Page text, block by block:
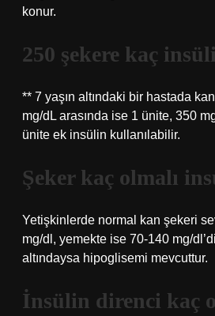
konur.
250 şekere kaç
** 7 yaşın altındaki bir hastada
mg/dL arasında ise 1 ünite, 350
ünite ek insülin kullanılabilir.
Şeker kaç olmalı
Yetişkinlerde normal kan şekeri
mg/dl, yemekte ise 70-140 mg/
altındaysa hipoglisemi mevcuttur.
İnsülin direnci kaç